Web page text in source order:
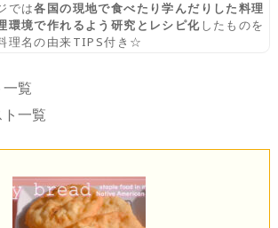
では各国の現地で食べたり学んだりした料理
環境で作れるよう研究とレシピ化したものを
理名の由来TIPS付き☆
覧
一覧